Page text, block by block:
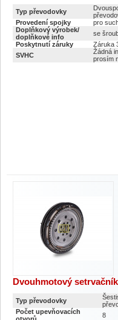
Typ převodovky
Provedení spojky
pro
Doplňkový výrobek/
doplňkové info
se
Poskytnutí záruky
Záruka
SVHC
Žádná
prosím
Dvouhmotový
Typ převodovky
Počet upevňovacích
8